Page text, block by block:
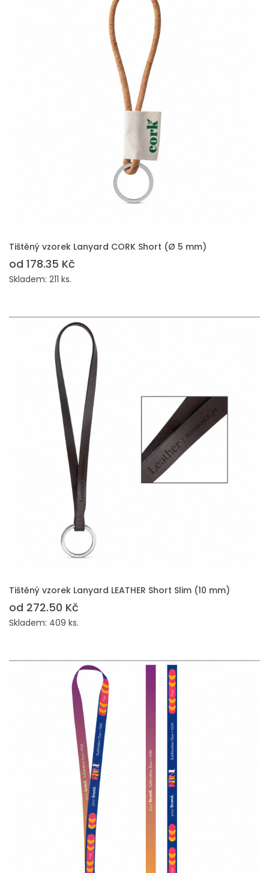
PŘIDAT DO POPTÁVKY
Tištěný vzorek Lanyard CORK Short (Ø 5 mm)
od 178.35 Kč
Skladem: 211 ks.
PŘIDAT DO POPTÁVKY
Tištěný vzorek Lanyard LEATHER Short Slim (10 mm)
od 272.50 Kč
Skladem: 409 ks.